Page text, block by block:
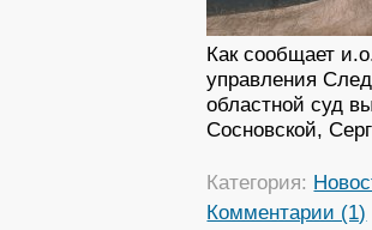
Как сообщает
управления
областной суд
Сосновской,
Категория:
Комментарии (1)